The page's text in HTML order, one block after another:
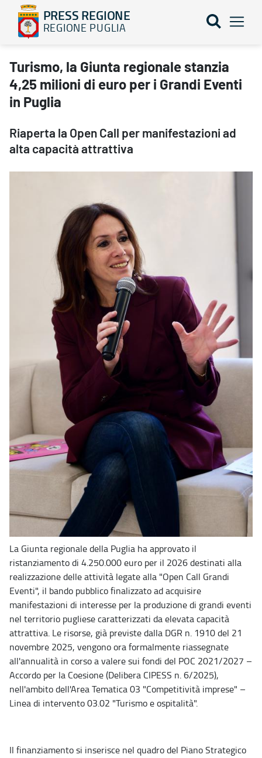
PRESS REGIONE
REGIONE PUGLIA
Turismo, la Giunta regionale stanzia 4,25 milioni di euro per i
Turismo, la Giunta regionale stanzia
4,25 milioni di euro per i Grandi Eventi
in Puglia
Riaperta la Open Call per manifestazioni ad
alta capacità attrattiva
La Giunta regionale della Puglia ha approvato il
ristanziamento di 4.250.000 euro per il 2026 destinati alla
realizzazione delle attività legate alla "Open Call Grandi
Eventi", il bando pubblico finalizzato ad acquisire
manifestazioni di interesse per la produzione di grandi eventi
nel territorio pugliese caratterizzati da elevata capacità
attrattiva. Le risorse, già previste dalla DGR n. 1910 del 21
novembre 2025, vengono ora formalmente riassegnate
all'annualità in corso a valere sui fondi del POC 2021/2027 –
Accordo per la Coesione (Delibera CIPESS n. 6/2025),
nell'ambito dell'Area Tematica 03 "Competitività imprese" –
Linea di intervento 03.02 "Turismo e ospitalità".
Il finanziamento si inserisce nel quadro del Piano Strategico